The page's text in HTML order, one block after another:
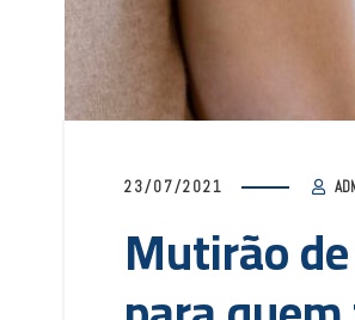
23/07/2021
Mutirão